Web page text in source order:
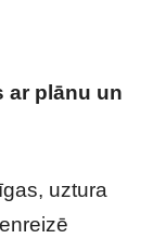
ar plānu un
uztura